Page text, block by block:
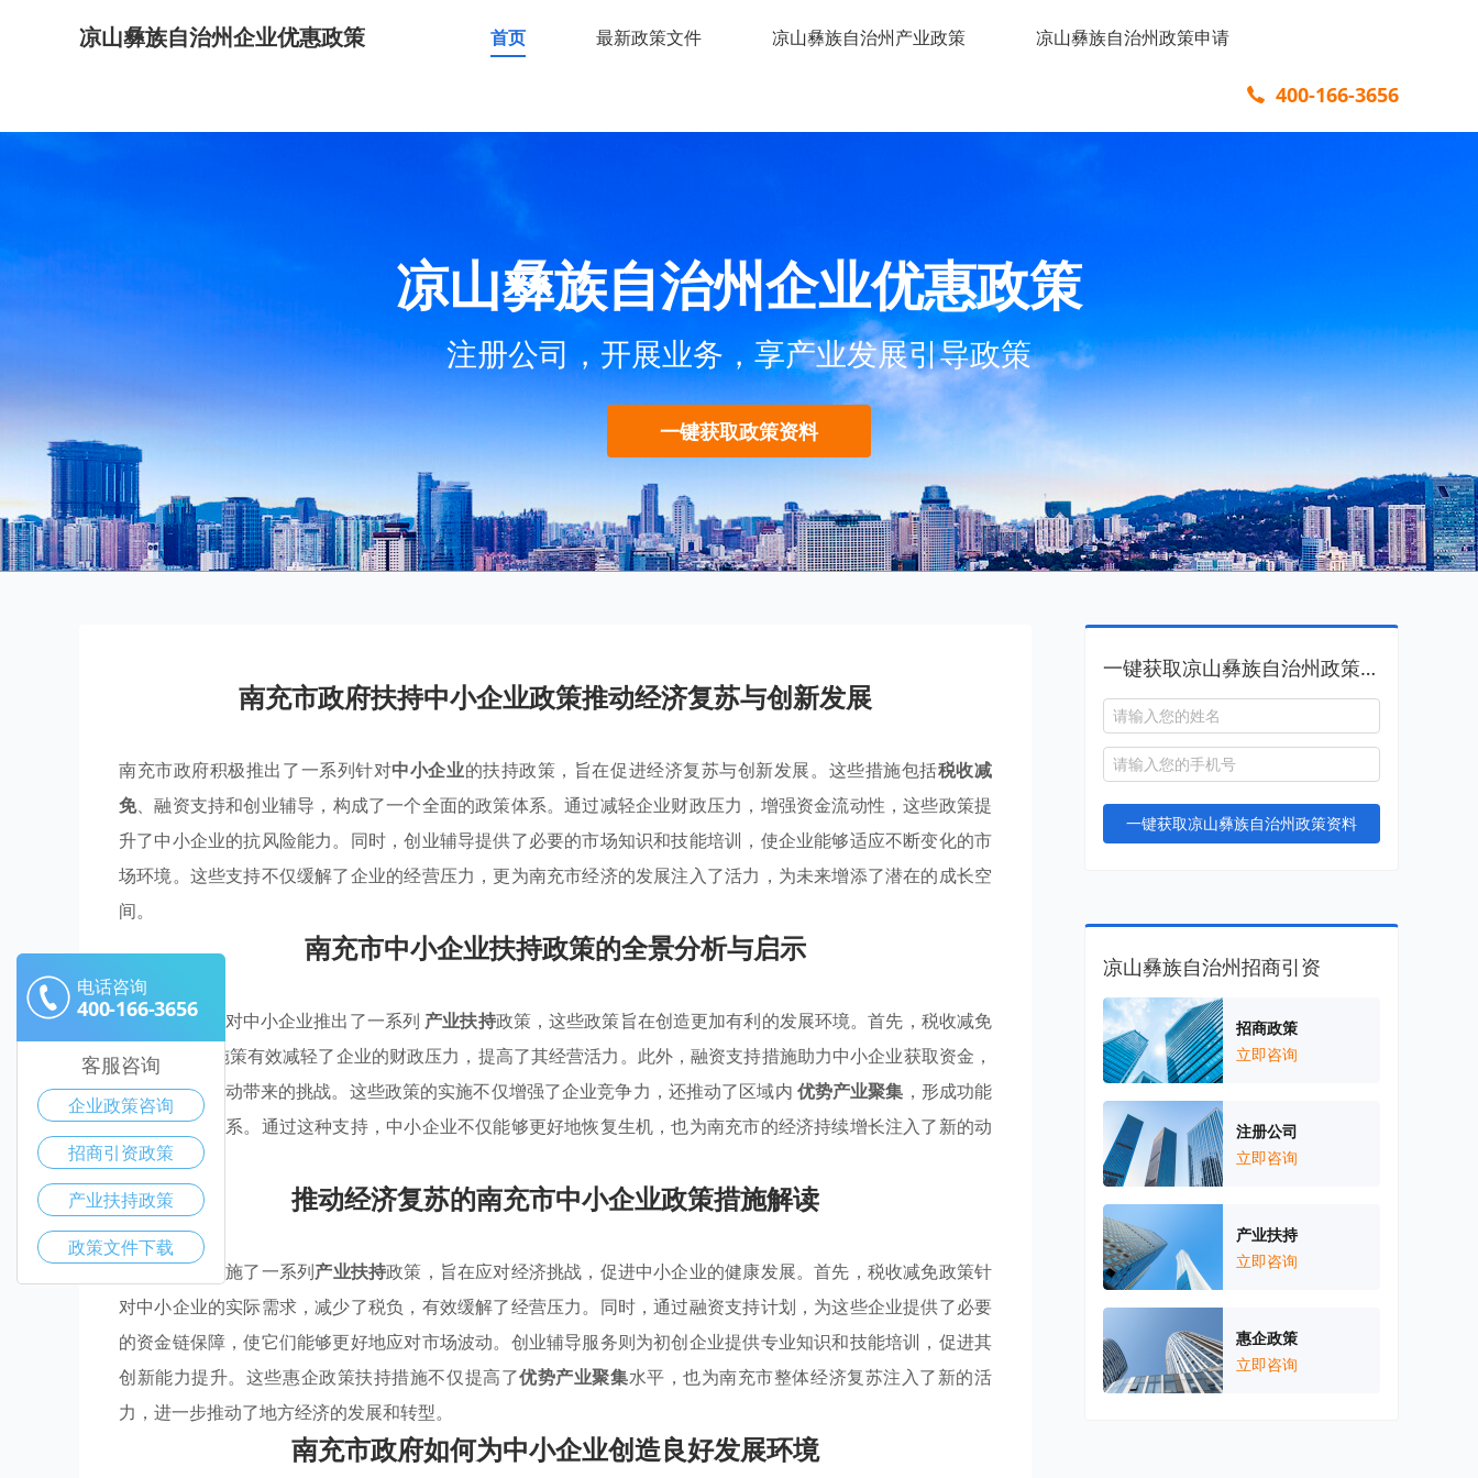
凉山彝族自治州企业优惠政策 首页 最新政策文件 凉山彝族自治州产业政策 凉山彝族自治州政策申请
400-166-3656
凉山彝族自治州企业优惠政策
注册公司，开展业务，享产业发展引导政策
一键获取政策资料
南充市政府扶持中小企业政策推动经济复苏与创新发展
南充市政府积极推出了一系列针对中小企业的扶持政策，旨在促进经济复苏与创新发展。这些措施包括税收减
免、融资支持和创业辅导，构成了一个全面的政策体系。通过减轻企业财政压力，增强资金流动性，这些政策提
升了中小企业的抗风险能力。同时，创业辅导提供了必要的市场知识和技能培训，使企业能够适应不断变化的市
场环境。这些支持不仅缓解了企业的经营压力，更为南充市经济的发展注入了活力，为未来增添了潜在的成长空
间。
南充市中小企业扶持政策的全景分析与启示
南充市政府针对中小企业推出了一系列 产业扶持政策，这些政策旨在创造更加有利的发展环境。首先，税收减免
和产业优惠
施策有效减轻了企业的财政压力，提高了其经营活力。此外，融资支持措施助力中小企业获取资金，
以应对市场波动带来的挑战。这些政策的实施不仅增强了企业竞争力，还推动了区域内 优势产业聚集 ，形成功能
互补的生态体系。通过这种支持，中小企业不仅能够更好地恢复生机，也为南充市的经济持续增长注入了新的动
力。
推动经济复苏的南充市中小企业政策措施解读
南充市政府实施了一系列产业扶持政策，旨在应对经济挑战，促进中小企业的健康发展。首先，税收减免政策针
对中小企业的实际需求，减少了税负，有效缓解了经营压力。同时，通过融资支持计划，为这些企业提供了必要
的资金链保障，使它们能够更好地应对市场波动。创业辅导服务则为初创企业提供专业知识和技能培训，促进其
创新能力提升。这些惠企政策扶持措施不仅提高了优势产业聚集水平，也为南充市整体经济复苏注入了新的活
力，进一步推动了地方经济的发展和转型。
南充市政府如何为中小企业创造良好发展环境
一键获取凉山彝族自治州政策资料
一键获取凉山彝族自治州政策资料
凉山彝族自治州招商引资
招商政策
立即咨询
注册公司
立即咨询
产业扶持
立即咨询
惠企政策
立即咨询
电话咨询
400-166-3656
客服咨询
企业政策咨询
招商引资政策
产业扶持政策
政策文件下载